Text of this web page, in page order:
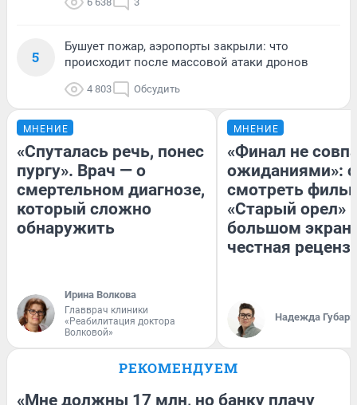
5
Бушует пожар, аэропорты закрыли: что
происходит после массовой атаки дронов
4 803 Обсудить
МНЕНИЕ
«Спуталась речь, понес
пургу». Врач — о
смертельном диагнозе,
который сложно
обнаружить
Ирина Волкова
Главврач клиники
«Реабилитация доктора
Волковой»
МНЕНИЕ
«Финал не
ожиданиями»:
смотреть
«Старый орел»
большом
честная
Надежда Губарь
РЕКОМЕНДУЕМ
«Мне должны 17 млн, но банку плачу